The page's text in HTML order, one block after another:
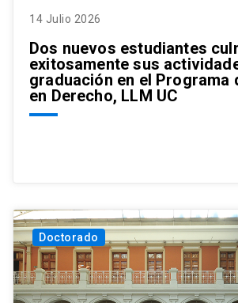
14 Julio 2026
Dos nuevos estudiantes
exitosamente sus
graduación en el Programa
en Derecho, LLM UC
Doctorado